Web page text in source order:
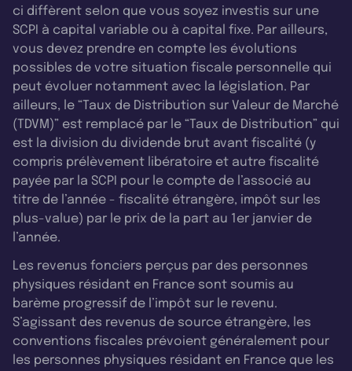
ci diffèrent selon que vous soyez investis sur une
SCPI à capital variable ou à capital fixe. Par ailleurs,
vous devez prendre en compte les évolutions
possibles de votre situation fiscale personnelle qui
peut évoluer notamment avec la législation. Par
ailleurs, le “Taux de Distribution sur Valeur de Marché
(TDVM)” est remplacé par le “Taux de Distribution” qui
est la division du dividende brut avant fiscalité (y
compris prélèvement libératoire et autre fiscalité
payée par la SCPI pour le compte de l’associé au
titre de l’année - fiscalité étrangère, impôt sur les
plus-value) par le prix de la part au 1er janvier de
l’année.
Les revenus fonciers perçus par des personnes
physiques résidant en France sont soumis au
barème progressif de l’impôt sur le revenu.
S’agissant des revenus de source étrangère, les
conventions fiscales prévoient généralement pour
les personnes physiques résidant en France que les